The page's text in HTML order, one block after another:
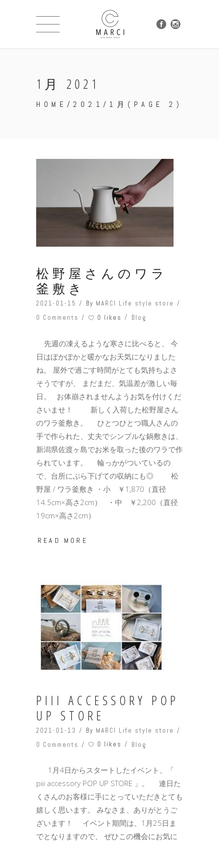
1月 2021
HOME /2021 /1月 (PAGE 2)
松野屋さんのワラ
釜敷き
2021-01-15 By MARCI Life style store
0 Comments
0 likes Blog
先週の凍えるような寒さに比べると、 今
日はぽかぽかと暖かなお天気になりました
ね。 屋外で過ごす時間がとても気持ちよさ
そうですが、 まだまだ、気温差が激しい毎
日。 お体崩されませんようお気を付けくだ
さいませ！ 新しく入荷した松野屋さん
のワラ釜敷き。 ひとつひとつ職人さんの
手で作られた、丈夫でシンプルな鍋敷きは、
新潟県佐渡ヶ島でお米を取った後のワラで作
られています。 輪っかがついているの
で、台所にぶら下げての収納にも◎ 松
野屋 / ワラ釜敷き ・小 ￥1,870（直径
14.5cm×高さ2cm） ・中 ￥2,200（直径
19cm×高さ2cm）
READ MORE
PIII ACCESSORY POP
UP STORE
2021-01-13 By MARCI Life style store
0 Comments
0 likes Blog
1月4日からスタートしたイベント、「
piii accessory POP UP STORE 」。 連日た
くさんのお客様に手にとっていただきとても
嬉しく思います。 みなさま、ありがとうご
ざいます！ イベント期間は、1月25日ま
でとなりますので、 ぜひこの機会にお気に